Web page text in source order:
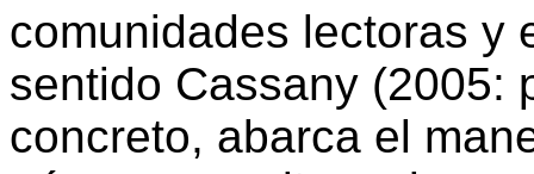
comunidades lectoras y
sentido Cassany (2005:
concreto, abarca el